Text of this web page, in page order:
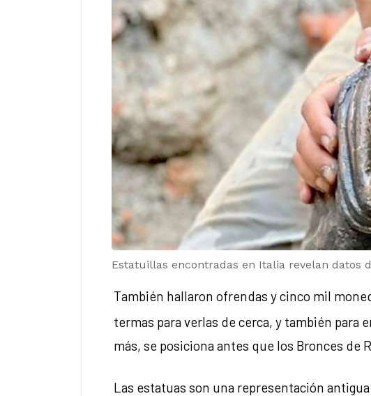
Estatuillas encontradas en Italia revelan datos
También hallaron ofrendas y cinco mil
termas para verlas de cerca, y también
más, se posiciona antes que los Bronces de
Las estatuas son una representación